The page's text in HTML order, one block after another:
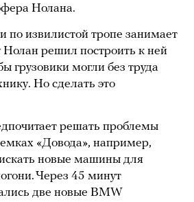
Нолана.
по извилистой тропе занимает
Нолан решил построить к ней
грузовики могли без труда
Но сделать это
решать проблемы
«Довода», например,
новые машины для
Через 45 минут
две новые BMW